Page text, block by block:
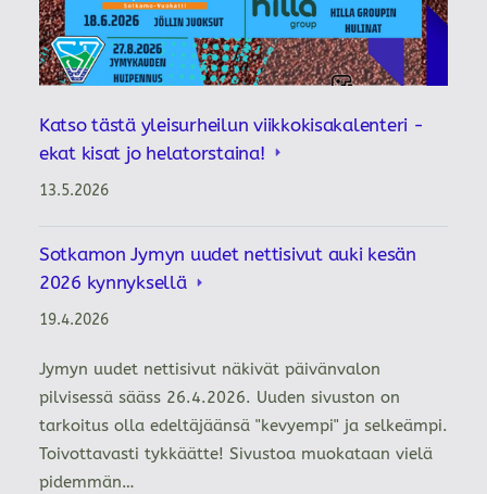
Katso tästä yleisurheilun viikkokisakalenteri -
ekat kisat jo helatorstaina!
13.5.2026
Sotkamon Jymyn uudet nettisivut auki kesän
2026 kynnyksellä
19.4.2026
Jymyn uudet nettisivut näkivät päivänvalon
pilvisessä sääss 26.4.2026. Uuden sivuston on
tarkoitus olla edeltäjäänsä "kevyempi" ja selkeämpi.
Toivottavasti tykkäätte! Sivustoa muokataan vielä
pidemmän…